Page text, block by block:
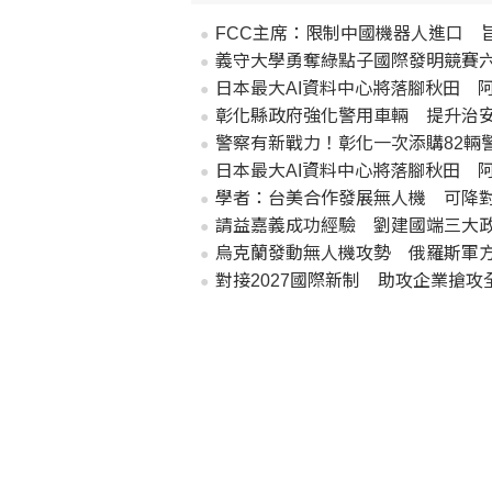
FCC主席：限制中國機器人進口
義守大學勇奪綠點子國際發明競賽
日本最大AI資料中心將落腳秋田
彰化縣政府強化警用車輛 提升治
警察有新戰力！彰化一次添購82輛
日本最大AI資料中心將落腳秋田
學者：台美合作發展無人機 可降
請益嘉義成功經驗 劉建國端三大
烏克蘭發動無人機攻勢 俄羅斯軍
對接2027國際新制 助攻企業搶攻